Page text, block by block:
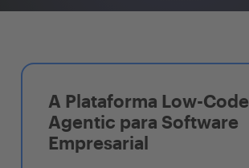
A Plataforma Low-Code
Agentic para Software
Empresarial